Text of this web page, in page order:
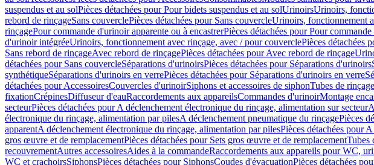
suspendus et au solPièces détachées pour Pour bidets suspendus et au solUrinoirsUrinoirs,
rebord de rinçageSans couverclePièces détachées pour Sans couvercleUrinoirs, fonctionnement
rinçagePour commande d'urinoir apparente ou à encastrerPièces détachées pour Pour
d'urinoir intégréeUrinoirs, fonctionnement avec rinçage, avec / pour couverclePièces détachées
Sans rebord de rinçageAvec rebord de rinçagePièces détachées pour Avec rebord de rinçage
détachées pour Sans couvercleSéparations d'urinoirsPièces détachées pour Séparations d'urinoirs
synthétiqueSéparations d'urinoirs en verrePièces détachées pour Séparations d'urinoirs en verre
détachées pour AccessoiresCouvercles d'urinoirSiphons et accessoires de siphonTubes de
fixationCrépinesDiffuseur d'eauRaccordements aux appareilsCommandes d'urinoirMontage
secteurPièces détachées pour A déclenchement électronique du rinçage, alimentation sur secteur
électronique du rinçage, alimentation par pilesA déclenchement pneumatique du rinçagePièces
apparentA déclenchement électronique du rinçage, alimentation par pilesPièces détachées pour
gros œuvre et de remplacementPièces détachées pour Sets gros œuvre et de remplacementTubes
recouvrementAutres accessoiresAides à la commandeRaccordements aux appareils pour WC,
WC et crachoirsSiphonsPièces détachées pour SiphonsCoudes d'évacuationPièces détachées